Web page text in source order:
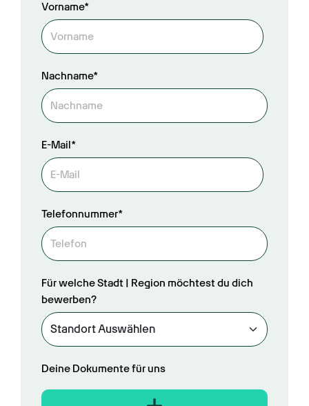
Vorname*
Nachname*
E-Mail*
Telefonnummer*
Für welche Stadt | Region möchtest du dich
bewerben?
Deine Dokumente für uns